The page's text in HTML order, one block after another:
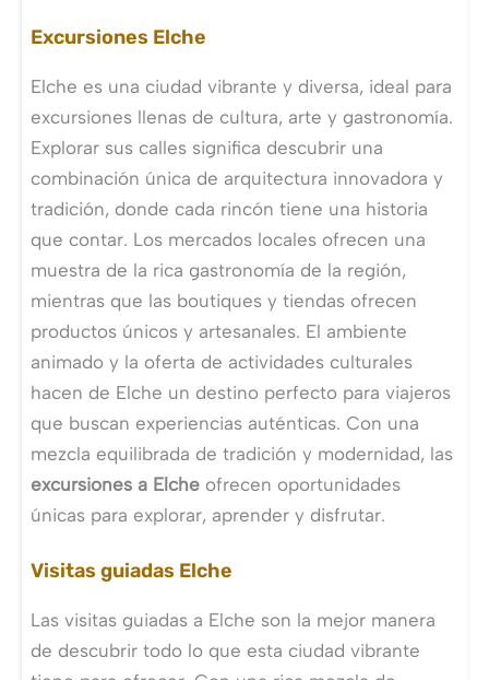
Excursiones Elche
Elche es una ciudad vibrante y diversa, ideal para
excursiones llenas de cultura, arte y gastronomía.
Explorar sus calles significa descubrir una
combinación única de arquitectura innovadora y
tradición, donde cada rincón tiene una historia
que contar. Los mercados locales ofrecen una
muestra de la rica gastronomía de la región,
mientras que las boutiques y tiendas ofrecen
productos únicos y artesanales. El ambiente
animado y la oferta de actividades culturales
hacen de Elche un destino perfecto para viajeros
que buscan experiencias auténticas. Con una
mezcla equilibrada de tradición y modernidad, las
excursiones a Elcheofrecen oportunidades
únicas para explorar, aprender y disfrutar.
Visitas guiadas Elche
Las visitas guiadas a Elche son la mejor manera
de descubrir todo lo que esta ciudad vibrante